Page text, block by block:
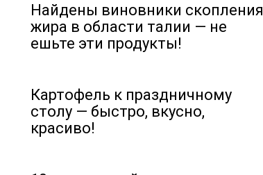
Найдены виновники скопления
жира в области талии — не
ешьте эти продукты!
Картофель к праздничному
столу — быстро, вкусно,
красиво!